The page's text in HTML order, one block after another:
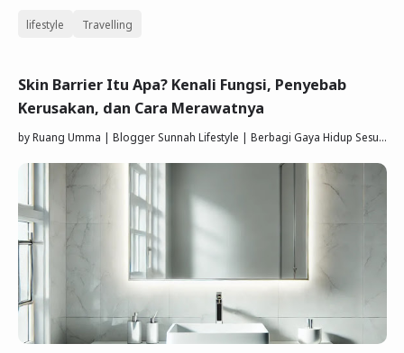
lifestyle Travelling
Skin Barrier Itu Apa? Kenali Fungsi, Penyebab
Kerusakan, dan Cara Merawatnya
byRuang Umma | Blogger Sunnah Lifestyle | Berbagi Gaya Hidup Sesuai Quran Sunnah